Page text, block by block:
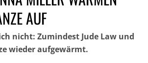
AUF
nicht: Zumindest Jude Law und
wieder aufgewärmt.